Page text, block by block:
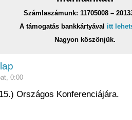
Számlaszámunk: 11705008 –
A támogatás bankkártyával itt
Nagyon köszönjük.
0:00
Országos Konferenciájára.